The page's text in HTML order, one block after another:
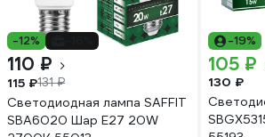
-12%
110 ₽
115 ₽131 ₽
Светодиодная лампа SAFFIT
SBA6020 Шар E27 20W
-19%
105 ₽
130 ₽